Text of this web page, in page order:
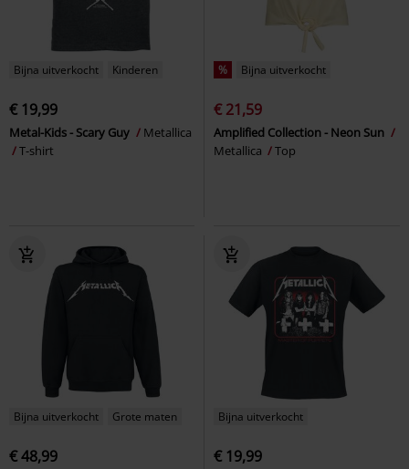
Bijna uitverkocht Kinderen
€ 19,99
Metal-Kids - Scary Guy
Metallica
T-shirt
% Bijna uitverkocht
€ 21,59
Amplified Collection - Neon Sun
Metallica
Top
Bijna uitverkocht Grote maten
€ 48,99
Bijna uitverkocht
€ 19,99